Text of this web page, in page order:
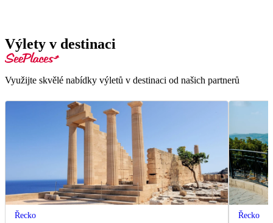
Výlety v destinaci
Využijte skvělé nabídky výletů v destinaci od našich partnerů
Řecko Řecko